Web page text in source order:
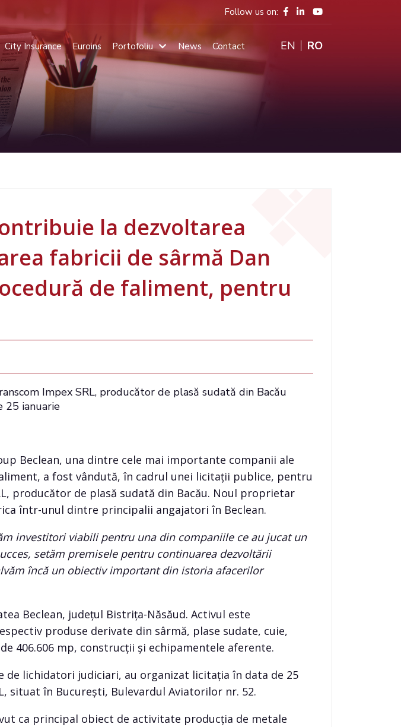
Follow us on:
Main
navigation
City Insurance Euroins Portofoliu News Contact ENGLISH
RO
la dezvoltarea
fabricii de sârmă Dan
de faliment, pentru
Impex SRL, producător de plasă sudată din Bacău
25 ianuarie
Beclean, una dintre cele mai importante companii ale
a fost vândută, în cadrul unei licitații publice, pentru
producător de plasă sudată din Bacău. Noul proprietar
într-unul dintre principalii angajatori în Beclean.
investitori viabili pentru una din companiile ce au jucat un
setăm premisele pentru continuarea dezvoltării
încă un obiectiv important din istoria afacerilor
Beclean, județul Bistrița-Năsăud. Activul este
produse derivate din sârmă, plase sudate, cuie,
406.606 mp, construcții și echipamentele aferente.
de lichidatori judiciari, au organizat licitația în data de 25
situat în Bucureşti, Bulevardul Aviatorilor nr. 52.
ca principal obiect de activitate producția de metale